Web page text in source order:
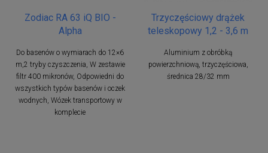
Zodiac RA 63 iQ BIO -
Alpha
Do basenów o wymiarach do 12×6
m,2 tryby czyszczenia, W zestawie
filtr 400 mikronów, Odpowiedni do
wszystkich typów basenów i oczek
wodnych, Wózek transportowy w
komplecie
Trzyczęściowy drążek
teleskopowy 1,2 - 3,6 m
Aluminium z obróbką
powierzchniową, trzyczęściowa,
średnica 28/32 mm